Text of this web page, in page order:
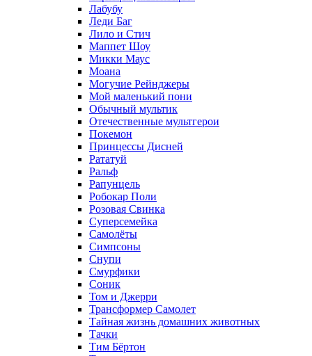
Лабубу
Леди Баг
Лило и Стич
Маппет Шоу
Микки Маус
Моана
Могучие Рейнджеры
Мой маленький пони
Обычный мультик
Отечественные мультгерои
Покемон
Принцессы Дисней
Рататуй
Ральф
Рапунцель
Робокар Поли
Розовая Свинка
Суперсемейка
Самолёты
Симпсоны
Снупи
Смурфики
Соник
Том и Джерри
Трансформер Самолет
Тайная жизнь домашних животных
Тачки
Тим Бёртон